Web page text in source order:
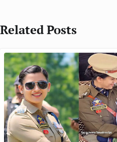
Related Posts